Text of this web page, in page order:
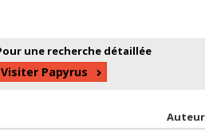
une recherche détaillée
Visiter Papyrus
Auteur